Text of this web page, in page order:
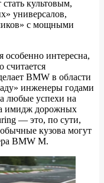
культовым,
универсалов,
с мощными
особенно интересна,
BMW в области
инженеры годами
любые успехи на
имидж дорожных
— это, по сути,
кузова могут
BMW M.